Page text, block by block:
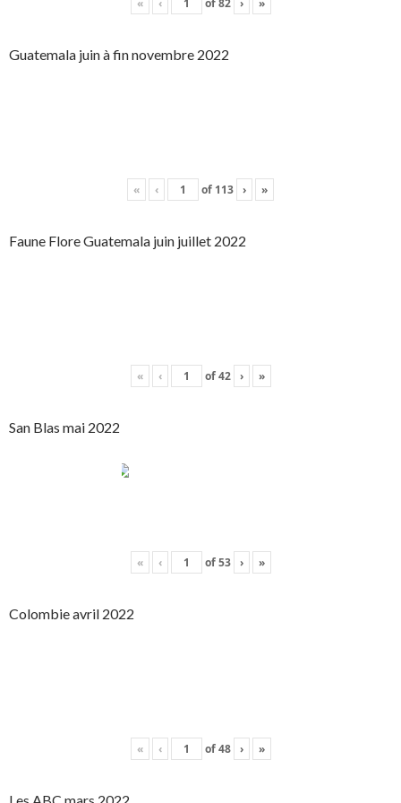
« ‹ of82 › »
Guatemala juin à fin novembre 2022
« ‹ of 113 › »
Faune Flore Guatemala juin juillet 2022
« ‹ of42 › »
San Blas mai 2022
« ‹ of53 › »
Colombie avril 2022
« ‹ of48 › »